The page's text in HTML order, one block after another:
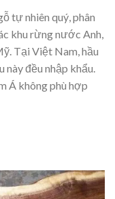
tự nhiên quý, phân
khu rừng nước Anh,
Tại Việt Nam, hầu
đều nhập khẩu.
Á không phù hợp